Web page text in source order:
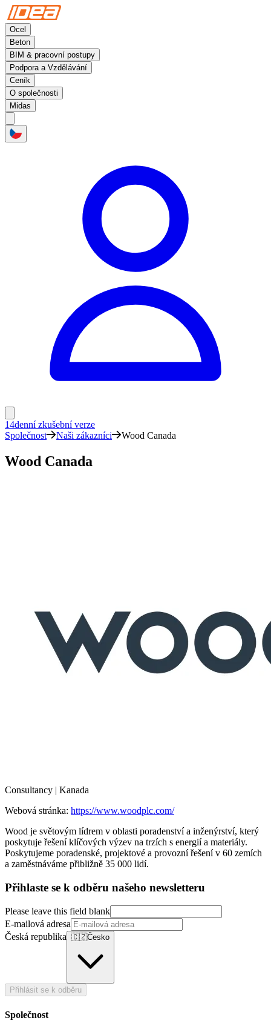
Ocel
Beton
BIM & pracovní postupy
Podpora a Vzdělávání
Ceník
O společnosti
Midas
14denní zkušební verze
Společnost
Naši zákazníci Wood Canada
Wood Canada
Consultancy | Kanada
Webová stránka: https://www.woodplc.com/
Wood je světovým lídrem v oblasti poradenství a inženýrství, který
poskytuje řešení klíčových výzev na trzích s energií a materiály.
Poskytujeme poradenské, projektové a provozní řešení v 60 zemích
a zaměstnáváme přibližně 35 000 lidí.
Přihlaste se k odběru našeho newsletteru
Please leave this field blank
E-mailová adresa
Česká republika 🇨🇿Česko
Přihlásit se k odběru
Společnost